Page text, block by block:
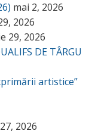
mai 2, 2026
2026
29, 2026
DE TÂRGU
artistice”
2026